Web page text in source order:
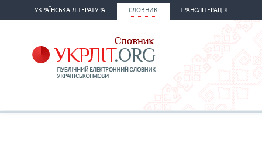
УКРАЇНСЬКА ЛІТЕРАТУРА СЛОВНИК ТРАНСЛІТЕРАЦІЯ